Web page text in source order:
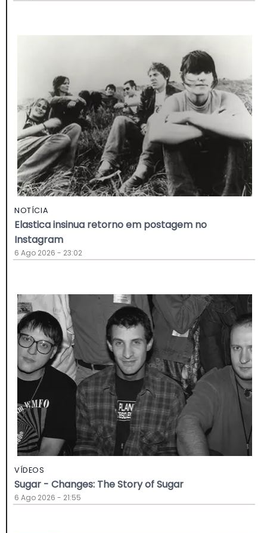
NOTÍCIA
Elastica insinua retorno em postagem no
Instagram
6 Ago 2026 - 23:02
VÍDEOS
Sugar - Changes: The Story of Sugar
6 Ago 2026 - 21:55